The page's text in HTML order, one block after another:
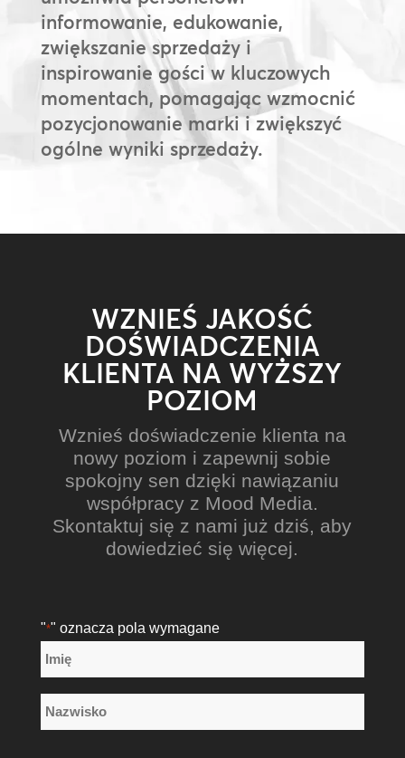
informowanie, edukowanie,
zwiększanie sprzedaży i
inspirowanie gości w kluczowych
momentach, pomagając wzmocnić
pozycjonowanie marki i zwiększyć
ogólne wyniki sprzedaży.
WZNIEŚ JAKOŚĆ
DOŚWIADCZENIA
KLIENTA NA WYŻSZY
POZIOM
Wznieś doświadczenie klienta na
nowy poziom i zapewnij sobie
spokojny sen dzięki nawiązaniu
współpracy z Mood Media.
Skontaktuj się z nami już dziś, aby
dowiedzieć się więcej.
"*" oznacza pola wymagane
Nazwa
*